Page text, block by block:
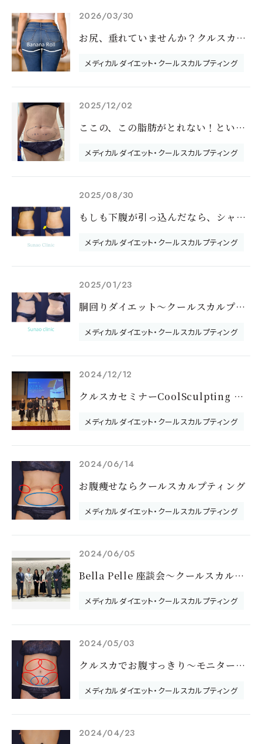
2026/03/30
お尻、垂れていませんか？クルスカでバナナロールを減らすとヒップアップして見える仕組みと症例を解説
メディカルダイエット・クールスカルプティング
2025/12/02
ここの、この脂肪がとれない！というときにクールスカルプティング
メディカルダイエット・クールスカルプティング
2025/08/30
もしも下腹が引っ込んだなら、シャツを前で”イン”できる
メディカルダイエット・クールスカルプティング
2025/01/23
胴回りダイエット～クールスカルプティングのモニターさんご紹介～
メディカルダイエット・クールスカルプティング
2024/12/12
クルスカセミナーCoolSculpting Meet the Expertで登壇しました
メディカルダイエット・クールスカルプティング
2024/06/14
お腹痩せならクールスカルプティング
メディカルダイエット・クールスカルプティング
2024/06/05
Bella Pelle 座談会～クールスカルプティングについて～
メディカルダイエット・クールスカルプティング
2024/05/03
クルスカでお腹すっきり～モニターさんのご紹介～
メディカルダイエット・クールスカルプティング
2024/04/23